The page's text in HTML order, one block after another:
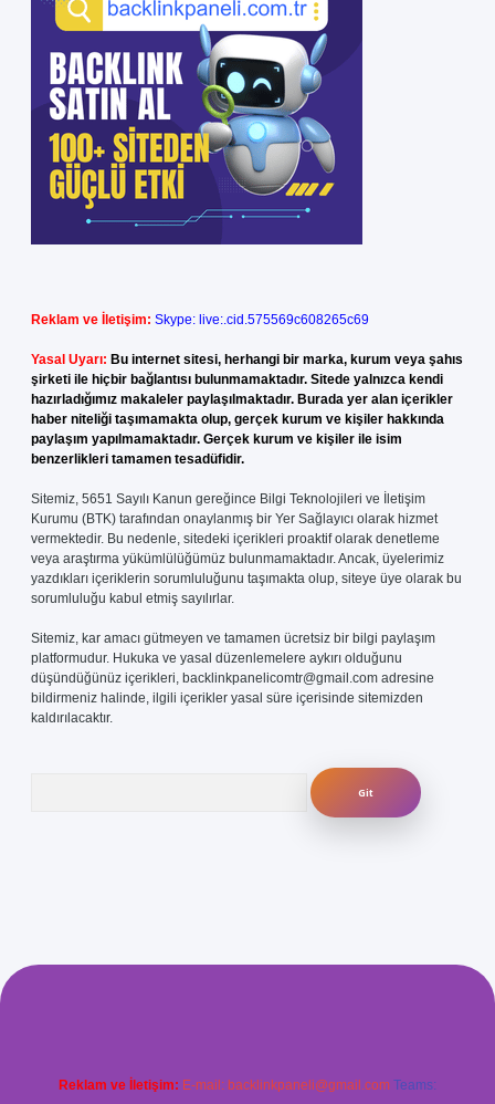
Reklam ve İletişim: Skype: live:.cid.575569c608265c69
Yasal Uyarı: Bu internet sitesi, herhangi bir marka, kurum veya şahıs
şirketi ile hiçbir bağlantısı bulunmamaktadır. Sitede yalnızca kendi
hazırladığımız makaleler paylaşılmaktadır. Burada yer alan içerikler
haber niteliği taşımamakta olup, gerçek kurum ve kişiler hakkında
paylaşım yapılmamaktadır. Gerçek kurum ve kişiler ile isim
benzerlikleri tamamen tesadüfidir.
Sitemiz, 5651 Sayılı Kanun gereğince Bilgi Teknolojileri ve İletişim
Kurumu (BTK) tarafından onaylanmış bir Yer Sağlayıcı olarak hizmet
vermektedir. Bu nedenle, sitedeki içerikleri proaktif olarak denetleme
veya araştırma yükümlülüğümüz bulunmamaktadır. Ancak, üyelerimiz
yazdıkları içeriklerin sorumluluğunu taşımakta olup, siteye üye olarak bu
sorumluluğu kabul etmiş sayılırlar.
Sitemiz, kar amacı gütmeyen ve tamamen ücretsiz bir bilgi paylaşım
platformudur. Hukuka ve yasal düzenlemelere aykırı olduğunu
düşündüğünüz içerikleri, backlinkpanelicomtr@gmail.com adresine
bildirmeniz halinde, ilgili içerikler yasal süre içerisinde sitemizden
kaldırılacaktır.
Reklam ve İletişim: E-mail: backlinkpaneli@gmail.com Teams: